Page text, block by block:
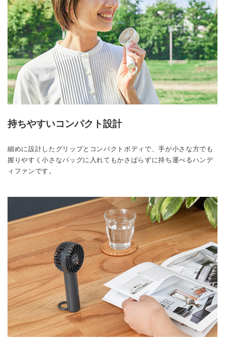
持ちやすいコンパクト設計
細めに設計したグリップとコンパクトボディで、手が小さな方でも
握りやすく小さなバッグに入れてもかさばらずに持ち運べるハンデ
ィファンです。